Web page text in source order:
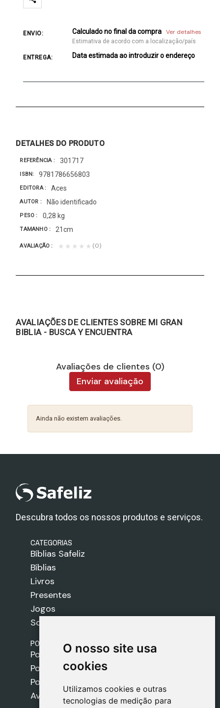
O nosso site usa
cookies
Utilizamos cookies e outras
tecnologias de medição para
O nosso site usa
cookies
Utilizamos cookies e outras
tecnologias de medição para
ENVIO: Calculado no final da compra Ver detalhes
Estimativa de acordo com a localização/país
ENTREGA: Data estimada ao introduzir o endereço
DETALHES DO PRODUTO
REFERÊNCIA 301717
ISBN 9781786656803
EDITORA Aces
AUTOR Não identificado
PESO 0,28 kg
TAMANHO 21cm
AVALIAÇÃO ★★★★★ (0)
AVALIAÇÕES DE CLIENTES SOBRE MI GRAN
BIBLIA - BUSCA Y ENCUENTRA
Avaliações de clientes (0)
Enviar avaliação
Ainda não existem avaliações.
Descubra todos os nossos produtos e serviços.
CATEGORIAS
Bíblias Safeliz
Bíblias
Livros
Presentes
Jogos
Sobre nós
POLÍTICAS
Política de Envios
Política de Cookies
Política de Privacidade
Aviso Legal